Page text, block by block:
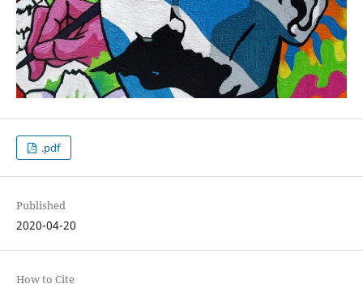
.pdf
Published
2020-04-20
How to Cite